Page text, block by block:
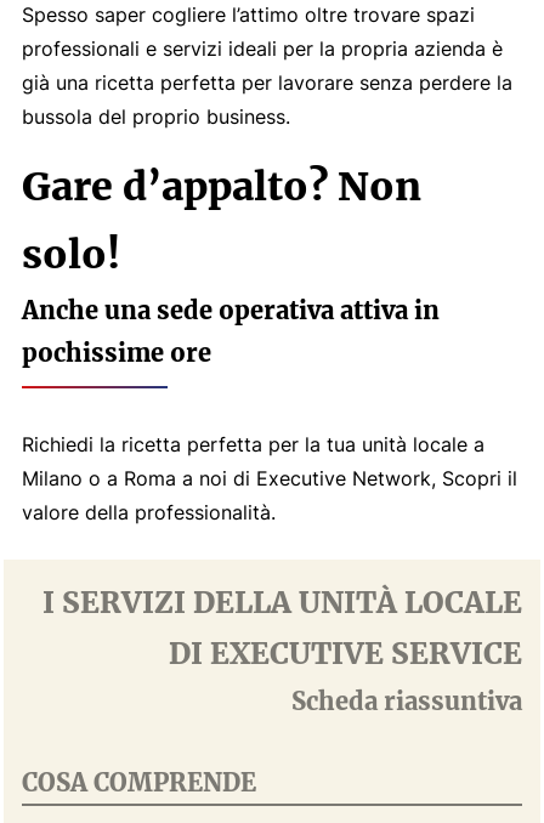
Spesso saper cogliere l’attimo oltre trovare spazi
professionali e servizi ideali per la propria azienda è
già una ricetta perfetta per lavorare senza perdere la
bussola del proprio business.
Gare d’appalto? Non
solo!
Anche una sede operativa attiva in
pochissime ore
Richiedi la ricetta perfetta per la tua unità locale a
Milano o a Roma a noi di Executive Network, Scopri il
valore della professionalità.
I SERVIZI DELLA UNITÀ LOCALE
DI EXECUTIVE SERVICE
Scheda riassuntiva
COSA COMPRENDE